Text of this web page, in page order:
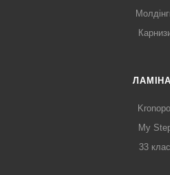
Kronopol
My
33 клас